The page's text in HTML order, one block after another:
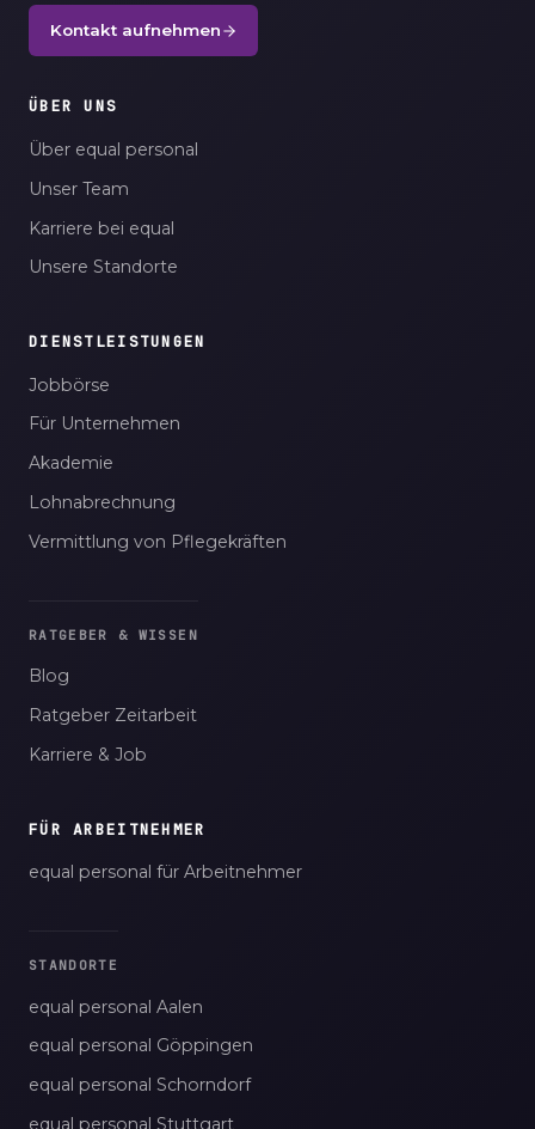
Kontakt aufnehmen
ÜBER UNS
Über equal personal
Unser Team
Karriere bei equal
Unsere Standorte
DIENSTLEISTUNGEN
Jobbörse
Für Unternehmen
Akademie
Lohnabrechnung
Vermittlung von Pflegekräften
RATGEBER & WISSEN
Blog
Ratgeber Zeitarbeit
Karriere & Job
FÜR ARBEITNEHMER
equal personal für Arbeitnehmer
STANDORTE
equal personal Aalen
equal personal Göppingen
equal personal Schorndorf
equal personal Stuttgart